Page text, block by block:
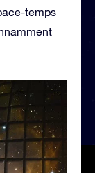
temps